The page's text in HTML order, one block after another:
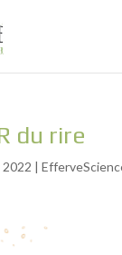
du rire
2022 |